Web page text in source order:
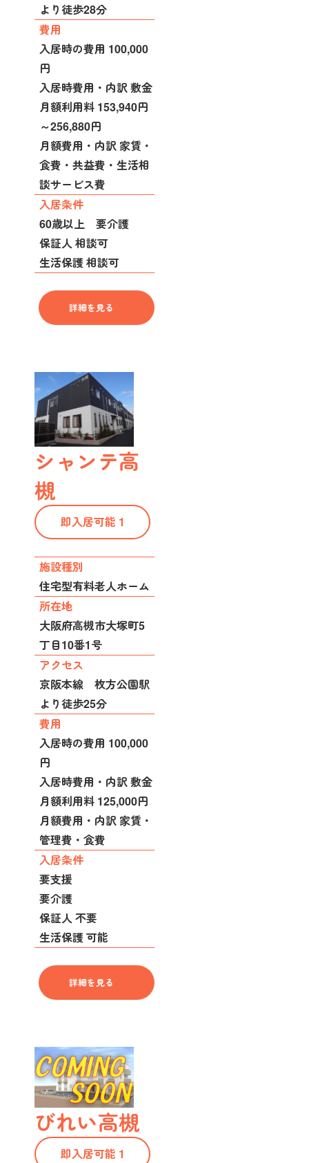
より徒歩28分
費用
入居時の費用 100,000
円
入居時費用・内訳 敷金
月額利用料 153,940円
～256,880円
月額費用・内訳 家賃・
食費・共益費・生活相
談サービス費
入居条件
60歳以上 要介護
保証人 相談可
生活保護 相談可
詳細を見る
シャンテ高
槻
即入居可能 1
施設種別
住宅型有料老人ホーム
所在地
大阪府高槻市大塚町5
丁目10番1号
アクセス
京阪本線 枚方公園駅
より徒歩25分
費用
入居時の費用 100,000
円
入居時費用・内訳 敷金
月額利用料 125,000円
月額費用・内訳 家賃・
管理費・食費
入居条件
要支援
要介護
保証人 不要
生活保護 可能
詳細を見る
びれい高槻
即入居可能 1